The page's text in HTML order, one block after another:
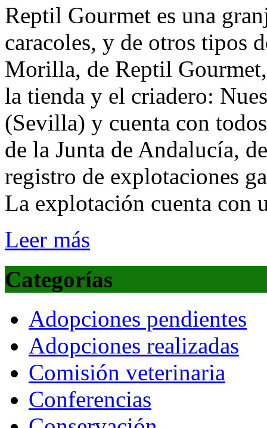
Reptil Gourmet es una
caracoles, y de otros tipos
Morilla, de Reptil
la tienda y el criadero:
(Sevilla) y cuenta con
de la Junta de Andalucía,
registro de explotaciones
La explotación cuenta con
Leer más
Categorías
Adopciones pendientes
Adopciones realizadas
Comisión veterinaria
Conferencias